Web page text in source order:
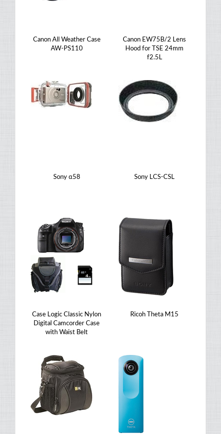
Canon All Weather Case
AW-PS110
Canon EW75B/2 Lens
Hood for TSE 24mm
f2.5L
Sony α58 Sony LCS-CSL
Case Logic Classic Nylon
Digital Camcorder Case
with Waist Belt
Ricoh Theta M15